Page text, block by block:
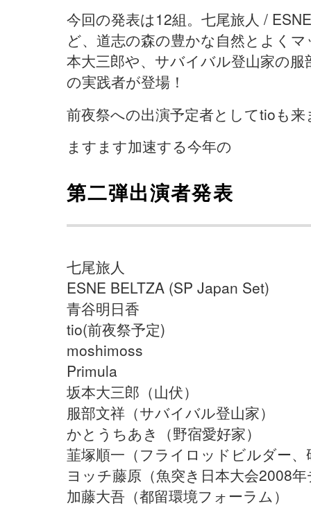
今回の発表は12組。七尾旅人 /
ど、道志の森の豊かな自然とよく
本大三郎や、サバイバル登山家の
の実践者が登場！
前夜祭への出演予定者としてtioも来
ますます加速する今年の
第二弾出演者発表
七尾旅人
ESNE BELTZA (SP Japan Set)
青谷明日香
tio(前夜祭予定)
moshimoss
Primula
坂本大三郎（山伏）
服部文祥（サバイバル登山家）
かとうちあき（野宿愛好家）
韮塚順一（フライロッドビルダー、
ヨッチ藤原（魚突き日本大会2008
加藤大吾（都留環境フォーラム）